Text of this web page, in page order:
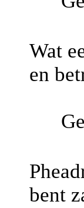
Wat
en
bent